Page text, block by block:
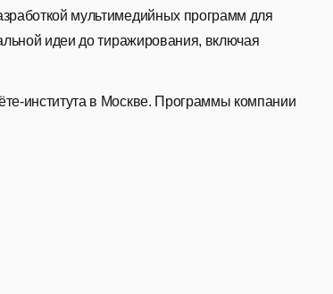
мультимедийных программ для
идеи до тиражирования, включая
института в Москве. Программы компании